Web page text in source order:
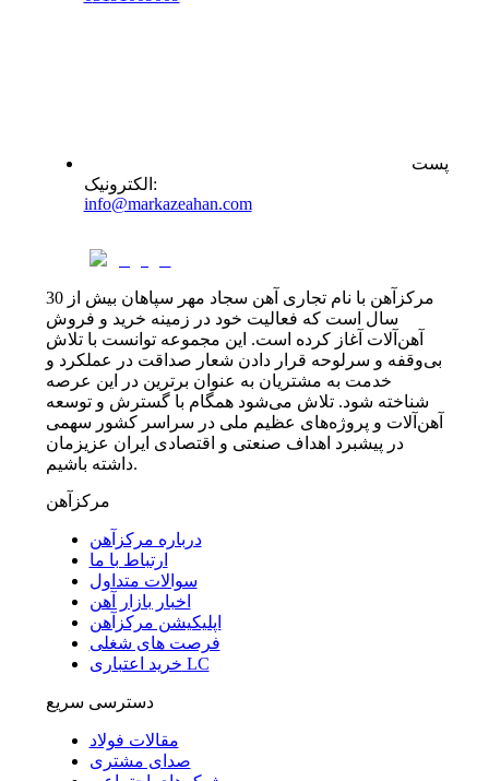
پست
الکترونیک :
info@markazeahan.com
مرکزآهن با نام تجاری آهن سجاد مهر سپاهان بیش از 30
سال است که فعالیت خود در زمینه خرید و فروش
آهن‌آلات آغاز کرده است. این مجموعه توانست با تلاش
بی‌وقفه و سرلوحه قرار دادن شعار صداقت در عملکرد و
خدمت به مشتریان به عنوان برترین در این عرصه
شناخته شود. تلاش می‌شود همگام با گسترش و توسعه
آهن‌آلات و پروژه‌های عظیم ملی در سراسر کشور سهمی
در پیشبرد اهداف صنعتی و اقتصادی ایران عزیزمان
داشته باشیم.
مرکزآهن
درباره مرکزآهن
ارتباط با ما
سوالات متداول
اخبار بازار آهن
اپلیکیشن مرکزآهن
فرصت های شغلی
خرید اعتباری LC
دسترسی سریع
مقالات فولاد
صدای مشتری